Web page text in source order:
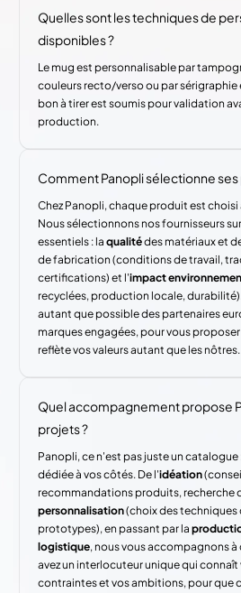
Quelles sont les techniques de
disponibles ?
Le mug est personnalisable par
couleurs recto/verso ou par sérigraphie
bon à tirer est soumis pour validation
production.
Comment Panopli sélectionne ses
Chez Panopli, chaque produit est choisi
Nous sélectionnons nos fournisseurs
essentiels : laqualitédes matériaux et
de fabrication (conditions de travail,
certifications) et l'impact
recyclées, production locale,
autant que possible des partenaires
marques engagées, pour vous
reflète vos valeurs autant que les nôtres.
Quel accompagnement propose
projets ?
Panopli, ce n'est pas juste un
dédiée à vos côtés. De l'idéation
recommandations produits, recherche
personnalisation(choix des techniques
prototypes), en passant par la
logistique, nous vous accompagnons
avez un interlocuteur unique qui
contraintes et vos ambitions, pour que